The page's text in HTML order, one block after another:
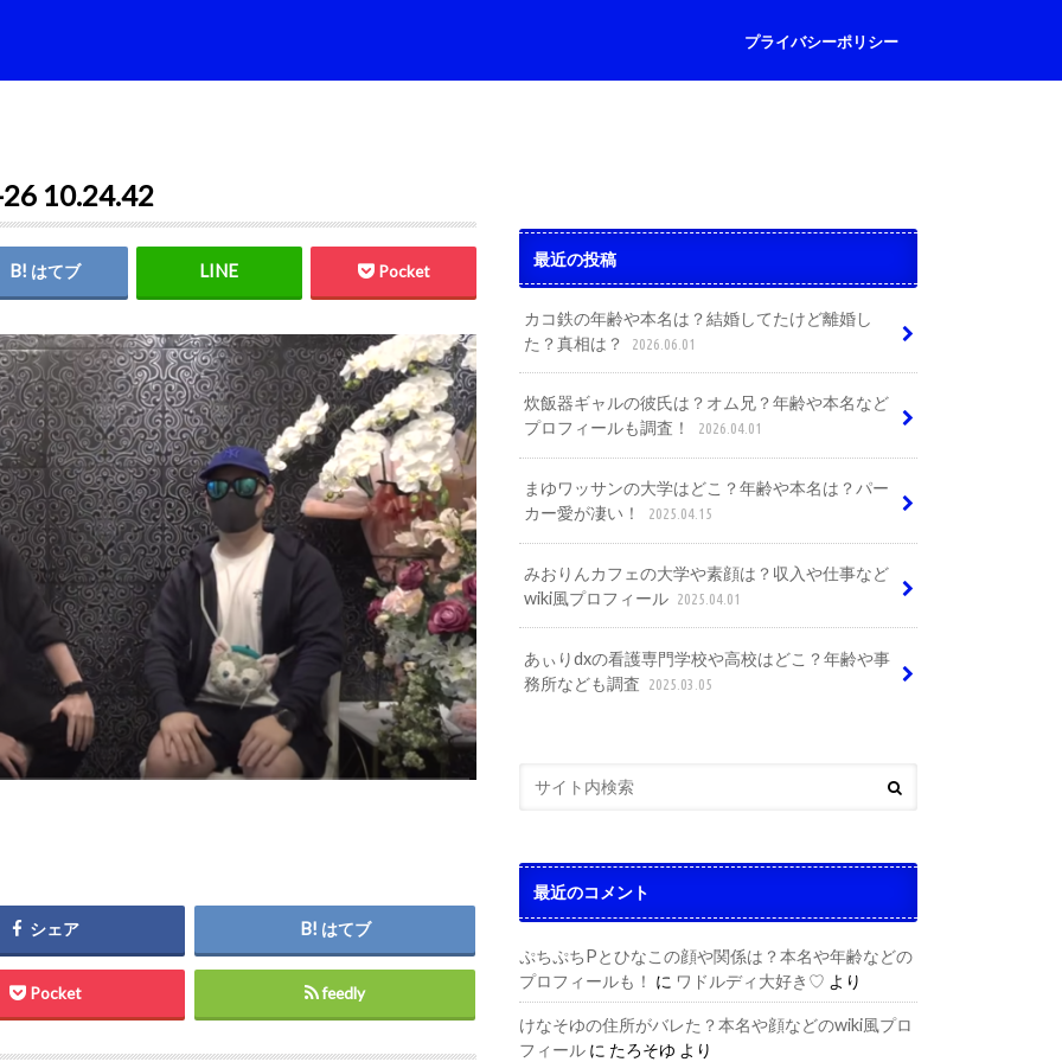
プライバシーポリシー
10.24.42
はてブ Pocket
シェア はてブ
Pocket feedly
最近の投稿
カコ鉄の年齢や本名は？結婚してたけど離婚し
た？真相は？
2026.06.01
炊飯器ギャルの彼氏は？オム兄？年齢や本名など
プロフィールも調査！
2026.04.01
まゆワッサンの大学はどこ？年齢や本名は？パー
カー愛が凄い！
2025.04.15
みおりんカフェの大学や素顔は？収入や仕事など
wiki風プロフィール 2025.04.01
あぃりdxの看護専門学校や高校はどこ？年齢や事
務所なども調査
2025.03.05
最近のコメント
ぷちぷちPとひなこの顔や関係は？本名や年齢などの
プロフィールも！ に ワドルディ大好き♡ より
けなそゆの住所がバレた？本名や顔などのwiki風プロ
フィール に たろそゆ より